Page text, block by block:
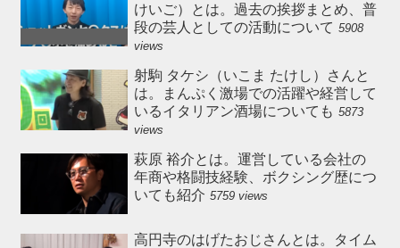
けいご）とは。過去の挨拶まとめ、普
段の芸人としての活動について 5908
views
射駒 タケシ（いこま たけし）さんと
は。まんぷく激場での活躍や経営して
いるイタリアン酒場についても 5873
views
萩原 裕介とは。運営している会社の
年商や格闘技経験、ボクシング歴につ
いても紹介 5759 views
高円寺のはげたおじさんとは。タイム